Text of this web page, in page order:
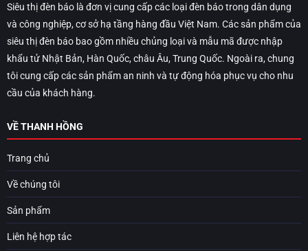
Siêu thị đèn báo là đơn vị cung cấp các loại đèn báo trong dân dụng
và công nghiệp, cơ sở hạ tầng hàng đầu Việt Nam. Các sản phẩm của
siêu thị đèn báo bao gồm nhiều chủng loại và mẫu mã được nhập
khẩu tử Nhật Bản, Hàn Quốc, châu Âu, Trung Quốc. Ngoài ra, chung
tôi cung cấp các sản phẩm an ninh và tự động hóa phục vụ cho nhu
cầu của khách hàng.
VỀ THANH HỒNG
Trang chủ
Về chúng tôi
Sản phẩm
Liên hệ hợp tác